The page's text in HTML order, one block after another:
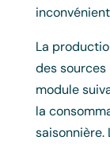
La
des
module
la
saisonnière.